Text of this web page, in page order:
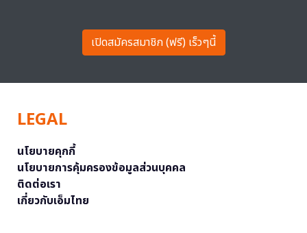
เปิดสมัครสมาชิก (ฟรี) เร็วๆนี้
LEGAL
นโยบายคุกกี้
นโยบายการคุ้มครองข้อมูลส่วนบุคคล
ติดต่อเรา
เกี่ยวกับเอ็มไทย